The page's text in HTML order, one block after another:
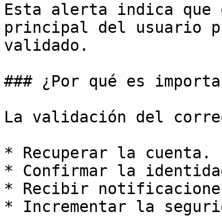
Esta alerta indica
principal del usuario
validado.
### ¿Por qué es
La validación del
* Recuperar la cuenta.
* Confirmar la
* Recibir
* Incrementar la